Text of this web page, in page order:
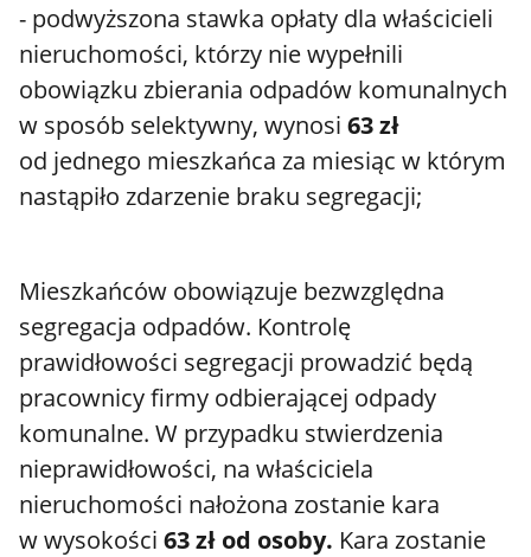
- podwyższona stawka opłaty dla właścicieli
nieruchomości, którzy nie wypełnili
obowiązku zbierania odpadów komunalnych
w sposób selektywny, wynosi 63 zł
od jednego mieszkańca za miesiąc w którym
nastąpiło zdarzenie braku segregacji;
Mieszkańców obowiązuje bezwzględna
segregacja odpadów. Kontrolę
prawidłowości segregacji prowadzić będą
pracownicy firmy odbierającej odpady
komunalne. W przypadku stwierdzenia
nieprawidłowości, na właściciela
nieruchomości nałożona zostanie kara
w wysokości 63 zł od osoby. Kara zostanie